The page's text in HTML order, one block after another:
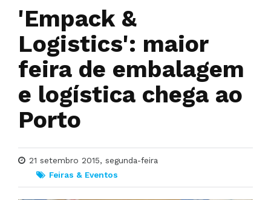
'Empack &
Logistics': maior
feira de embalagem
e logística chega ao
Porto
21 setembro 2015, segunda-feira
Feiras & Eventos